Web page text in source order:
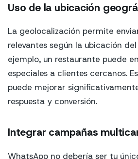
Uso de la ubicación
La geolocalización permite
relevantes según la ubicación del
ejemplo, un restaurante puede
especiales a clientes cercanos.
puede mejorar
respuesta y conversión.
Integrar campañas
WhatsApp no debería ser tu